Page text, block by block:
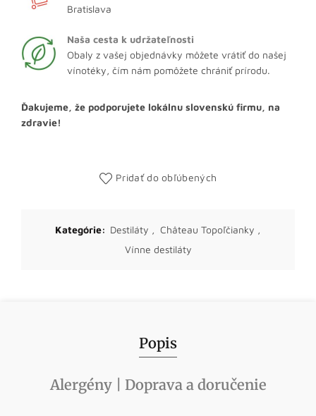
Bratislava
Naša cesta k udržateľnosti
Obaly z vašej objednávky môžete vrátiť do našej
vínotéky, čím nám pomôžete chrániť prírodu.
Ďakujeme, že podporujete lokálnu slovenskú firmu, na
zdravie!
Pridať do obľúbených
Kategórie: Destiláty , Château Topoľčianky ,
Vínne destiláty
Popis
Alergény | Doprava a doručenie